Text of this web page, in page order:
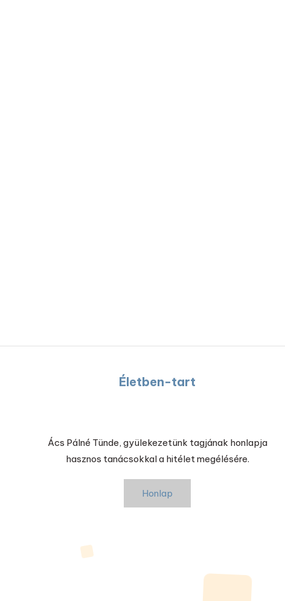
Életben-tart
Ács Pálné Tünde, gyülekezetünk tagjának honlapja
hasznos tanácsokkal a hitélet megélésére.
Honlap